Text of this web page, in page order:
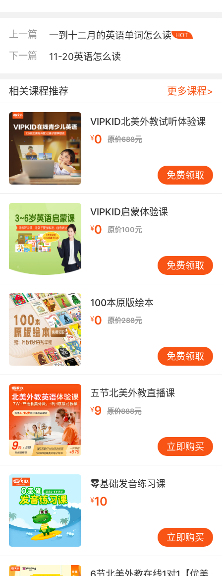
但是我们需要解释一下the news什么样的消息
呢？The news that our football team won the
match was not true. 这就是同位语从句。总结一
们一定要知道，同位语从句是对于前面这个名
词，尤其是抽象名词的一个解释。
上一篇 一到十二月的英语单词怎么读 HOT
下一篇 11-20英语怎么读
相关课程推荐 更多课程>
VIPKID北美外教试听体验课
¥0 原价688元
免费领取
VIPKID启蒙体验课
¥0 原价100元
免费领取
100本原版绘本
¥0 原价288元
免费领取
五节北美外教直播课
¥9 原价888元
立即购买
零基础发音练习课
¥10
立即购买